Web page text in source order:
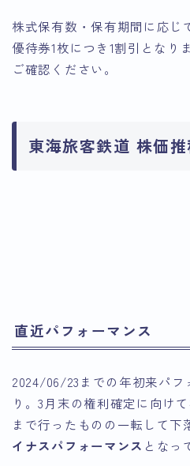
株式保有数・保有期間に応じ
優待券1枚につき1割引となり
ご確認ください。
東海旅客鉄道 株価推
直近パフォーマンス
2024/06/23までの年初来パフ
り。3月末の権利確定に向け
まで行ったものの一転して下
イナスパフォーマンス となっ